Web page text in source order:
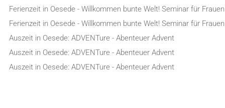
Ferienzeit in Oesede - Willkommen bunte Welt! Seminar für
Ferienzeit in Oesede - Willkommen bunte Welt! Seminar für
Auszeit in Oesede: ADVENTure - Abenteuer Advent
Auszeit in Oesede: ADVENTure - Abenteuer Advent
Auszeit in Oesede: ADVENTure - Abenteuer Advent